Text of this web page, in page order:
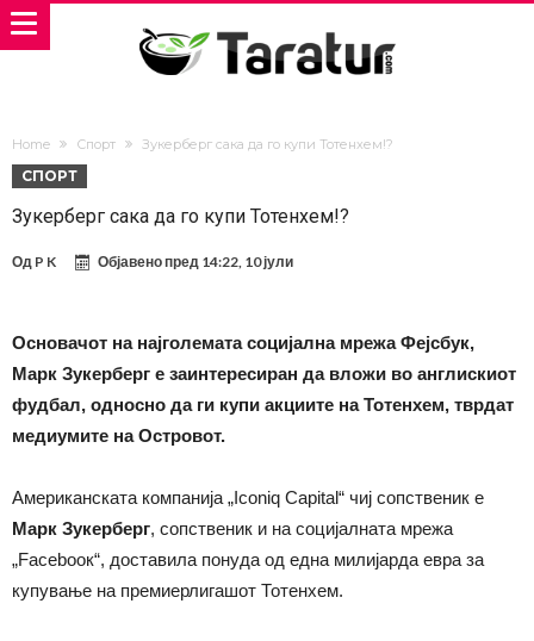
Home Спорт Зукерберг сака да го купи Тотенхем!?
СПОРТ
Зукерберг сака да го купи Тотенхем!?
Од P K Објавено пред 14:22, 10 јули
Основачот на најголемата социјална мрежа Фејсбук,
Марк Зукерберг е заинтересиран да вложи во англискиот
фудбал, односно да ги купи акциите на Тотенхем, тврдат
медиумите на Островот.
Американската компанија „Iconiq Capital“ чиј сопственик е
Марк Зукерберг, сопственик и на социјалната мрежа
„Faceboок“, доставила понуда од една милијарда евра за
купување на премиерлигашот Тотенхем.